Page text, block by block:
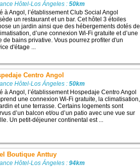
Hôtel-Los Ángeles :50km
à Angol, l’établissement Club Social Angol
un restaurant et un bar. Cet hôtel 3 étoiles
un jardin ainsi que des hébergements dotés de
d’une connexion Wi-Fi gratuite et d’une
de bains privative. Vous pourrez profiter d'un
d'étage ...
Centro Angol
Hôtel-Los Ángeles :50km
à Angol, l’établissement Hospedaje Centro Angol
une connexion Wi-Fi gratuite, la climatisation,
et une terrasse. Certains logements sont
d’un balcon et/ou d’un patio avec une vue sur
Un petit-déjeuner continental est ...
Boutique Anttuy
Hôtel-Los Ángeles :94km